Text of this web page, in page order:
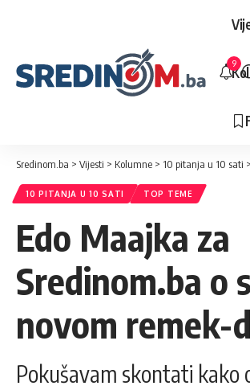
9
Sredinom.ba > Vijesti > Kolumne > 10 pitanja u 10 sati >
10 PITANJA U 10 SATI TOP TEME
Edo Maajka za
Sredinom.ba o
novom remek-
Pokušavam skontati kako